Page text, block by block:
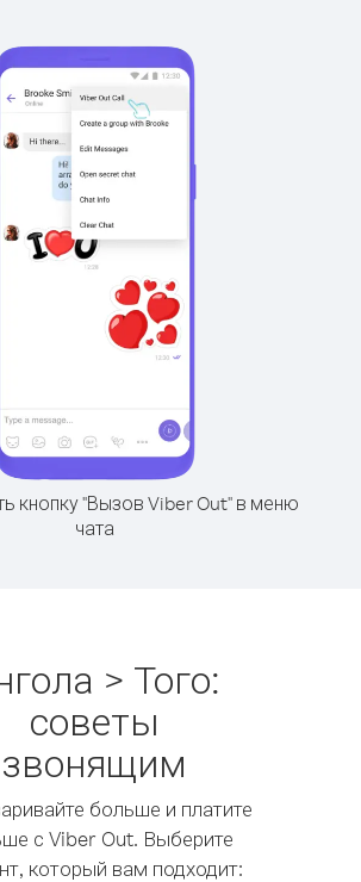
кнопку "Вызов Viber Out" в меню
чата
> Того:
советы
звонящим
больше и платите
с Viber Out. Выберите
который вам подходит: